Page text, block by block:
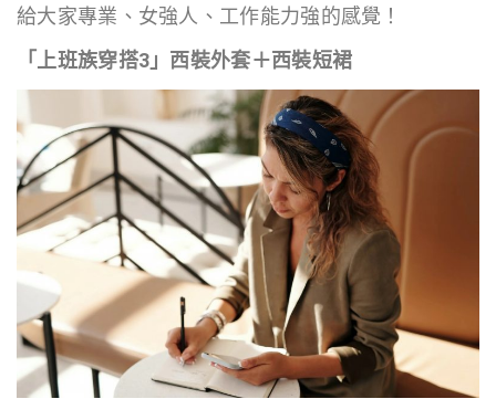
給大家專業、女強人、工作能力強的感覺！
「上班族穿搭3」西裝外套＋西裝短裙